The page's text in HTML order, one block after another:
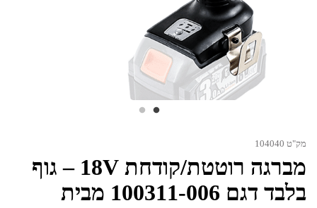
מק"ט 104040
מברגה רוטטת/קודחת 18V – גוף
בלבד דגם 100311-006 מבית